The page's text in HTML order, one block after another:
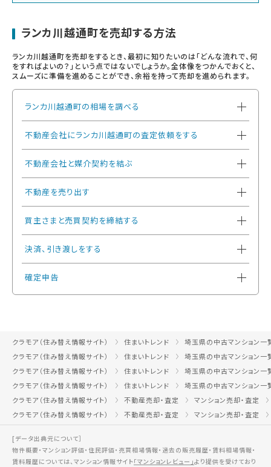
ランカ川越通町を売却する方法
ランカ川越通町を売却をするとき、最初に知りたいのは「どんな流れで、何
をすればよいの？」という点ではないでしょうか。全体像をつかんでおくと、
スムーズに準備を進めることができ、余裕を持って売却を進められます。
ランカ川越通町の相場を調べる
不動産会社にランカ川越通町の査定依頼をする
不動産会社と媒介契約を結ぶ
不動産を売り出す
買主さまと売買契約を締結する
決済、引き渡しをする
確定申告
クラモア（住み替え情報サイト） 住まいトレンド
埼玉県の中古マンション一
クラモア（住み替え情報サイト）
住まいトレンド
埼玉県の中古マンション一
クラモア（住み替え情報サイト）
住まいトレンド
埼玉県の中古マンション一
クラモア（住み替え情報サイト）
住まいトレンド
埼玉県の中古マンション一
クラモア（住み替え情報サイト）
不動産売却・査定
マンション売却・査定
クラモア（住み替え情報サイト）
不動産売却・査定 マンション売却・査定
[データ出典元について］
物件概要・マンション評価・住民評価・売買相場情報・過去の販売履歴・賃料相場情報・
賃料履歴については、マンション情報サイト「マンションレビュー」より提供を受けており